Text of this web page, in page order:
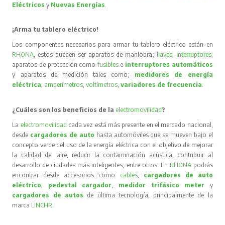
Eléctricos y Nuevas Energías
¡Arma tu tablero eléctrico!
Los componentes necesarios para armar tu tablero eléctrico están en
RHONA , estos pueden ser aparatos de maniobra; llaves, interruptores,
aparatos de protección comofusibles e interruptores automáticos
y aparatos de medición tales como; medidores de energía
eléctrica amperímetros ,voltímetros ,variadores de frecuencia
¿Cuáles son los beneficios de la electromovilidad?
La electromovilidad cada vez está más presente en el mercado nacional,
desde cargadores de auto hasta automóviles que se mueven bajo el
concepto verde del uso de la energía eléctrica con el objetivo de mejorar
la calidad del aire, reducir la contaminación acústica, contribuir al
desarrollo de ciudades más inteligentes, entre otros. En RHONA podrás
encontrar desde accesorios como cables, cargadores de auto
eléctrico
pedestal cargador medidor trifásico meter
y
cargadores de autos de última tecnología, principalmente de la
marca LINCHR